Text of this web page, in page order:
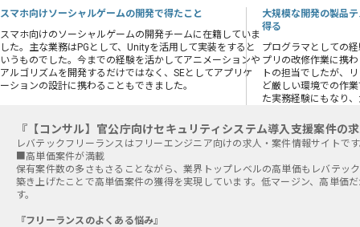
スマホ向けソーシャルゲームの開発で得たこと
スマホ向けのソーシャルゲームの開発チームに在籍していま
した。主な業務はPGとして、Unityを活用して実装をすると
いうものでした。今までの経験を活かしてアニメーションや
アルゴリズムを開発するだけではなく、SEとしてアプリケ
ーションの設計に携わることもできました。
大規模な開発の製品
得る
プログラマとしての
プリの改修作業に携
トの担当でしたが、
ど厳しい環境での作
た実務経験にもなり
『【コンサル】官公庁向けセキュリティシステム導入支援案件の
■高単価案件が満載
保有案件数の多さもさることながら、業界トップレベルの高単価もレバテッ
築き上げたことで高単価案件の獲得を実現しています。低マージン、高単価
す。
『フリーランスのよくある悩み』